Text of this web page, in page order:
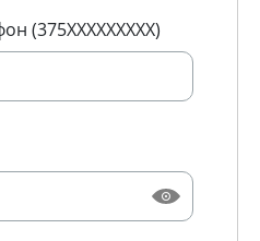
(375XXXXXXXXX)